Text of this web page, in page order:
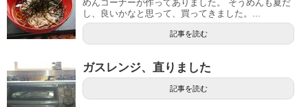
めんコーナーが作ってありました。 そうめんも夏だ
し、良いかなと思って、買ってきました。...
記事を読む
ガスレンジ、直りました
記事を読む